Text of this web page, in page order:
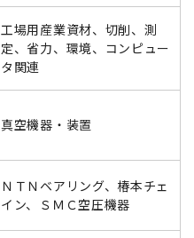
工場用産業資材、切削、測
定、省力、環境、コンピュー
タ関連
真空機器・装置
ＮＴＮベアリング、椿本チェ
イン、ＳＭＣ空圧機器